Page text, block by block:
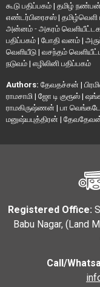
கூடு பதிப்பகம் | தமிழ் நண்பன்
எண்டர்பிரைசஸ் | தமிழ்வெளி
அன்னம் - அகரம்
பதிப்பகம் | போதி வனம் |
வெளியீடு | வசந்தம்
நடுவம் | எழிலினி பதிப்பகம்
Authors: தேவதச்சன் |
ராமசாமி | ஜோ டி குரூஸ் |
ராமகிருஷ்ணன் | பா
மனுஷ்யபுத்திரன் |
Registered Office:
Babu Nagar, (Land
Call/